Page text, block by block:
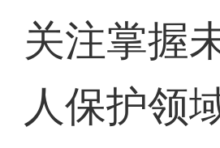
关注掌握
人保护领